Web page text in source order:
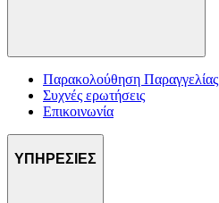
Παρακολούθηση Παραγγελίας
Συχνές ερωτήσεις
Επικοινωνία
ΥΠΗΡΕΣΙΕΣ